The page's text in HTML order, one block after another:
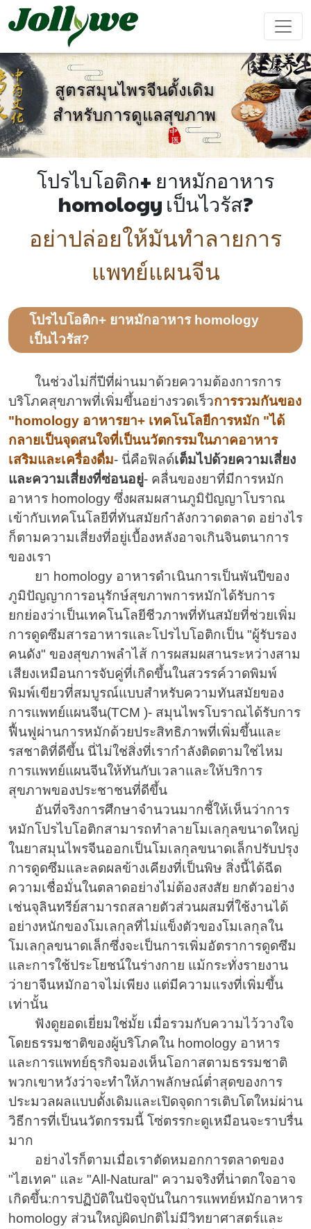
ยา แก้ ท้อง
ผูก
อาหาร
เสริม ลด
อาหาร
เสริม ความ
อาหาร
เสริม
ผลิตภัณฑ์
เสริม
ชาย
เลือด
เครื่อง ช่วย
อาหาร
ยา เม็ด แคปซูล ผง ชง เครื่อง ดื่ม
เครื่อง ดื่ม ถุง ชา เยล ลี่
สูตรสมุนไพรจีนดั้งเดิม
สำหรับการดูแลสุขภาพ
โปรไบโอติก+ ยาหมักอาหาร
homology เป็นไวรัส?
อย่าปล่อยให้มันทำลายการ
แพทย์แผนจีน
โปรไบโอติก+ ยาหมักอาหาร homology
เป็นไวรัส?
ในช่วงไม่กี่ปีที่ผ่านมาด้วยความต้องการการ
บริโภคสุขภาพที่เพิ่มขึ้นอย่างรวดเร็วการรวมกันของ
"homology อาหารยา+ เทคโนโลยีการหมัก "ได้
กลายเป็นจุดสนใจที่เป็นนวัตกรรมในภาคอาหาร
เสริมและเครื่องดื่ม- นี่คือฟิลด์เต็มไปด้วยความเสี่ยง
และความเสี่ยงที่ซ่อนอยู่- คลื่นของยาที่มีการหมัก
อาหาร homology ซึ่งผสมผสานภูมิปัญญาโบราณ
เข้ากับเทคโนโลยีที่ทันสมัยกำลังกวาดตลาด อย่างไร
ก็ตามความเสี่ยงที่อยู่เบื้องหลังอาจเกินจินตนาการ
ของเรา
ยา homology อาหารดำเนินการเป็นพันปีของ
ภูมิปัญญาการอนุรักษ์สุขภาพการหมักได้รับการ
ยกย่องว่าเป็นเทคโนโลยีชีวภาพที่ทันสมัยที่ช่วยเพิ่ม
การดูดซึมสารอาหารและโปรไบโอติกเป็น "ผู้รับรอง
คนดัง" ของสุขภาพลำไส้ การผสมผสานระหว่างสาม
เสียงเหมือนการจับคู่ที่เกิดขึ้นในสวรรค์วาดพิมพ์
พิมพ์เขียวที่สมบูรณ์แบบสำหรับความทันสมัยของ
การแพทย์แผนจีน(TCM )- สมุนไพรโบราณได้รับการ
ฟื้นฟูผ่านการหมักด้วยประสิทธิภาพที่เพิ่มขึ้นและ
รสชาติที่ดีขึ้น นี่ไม่ใช่สิ่งที่เรากำลังติดตามใช่ไหม
การแพทย์แผนจีนให้ทันกับเวลาและให้บริการ
สุขภาพของประชาชนที่ดีขึ้น
อันที่จริงการศึกษาจำนวนมากชี้ให้เห็นว่าการ
หมักโปรไบโอติกสามารถทำลายโมเลกุลขนาดใหญ่
ในยาสมุนไพรจีนออกเป็นโมเลกุลขนาดเล็กปรับปรุง
การดูดซึมและลดผลข้างเคียงที่เป็นพิษ สิ่งนี้ได้ฉีด
ความเชื่อมั่นในตลาดอย่างไม่ต้องสงสัย ยกตัวอย่าง
เช่นจุลินทรีย์สามารถสลายตัวส่วนผสมที่ใช้งานได้
อย่างหนักของโมเลกุลที่ไม่แข็งตัวของโมเลกุลใน
โมเลกุลขนาดเล็กซึ่งจะเป็นการเพิ่มอัตราการดูดซึม
และการใช้ประโยชน์ในร่างกาย แม้กระทั่งรายงาน
ว่ายาจีนหมักอาจไม่เพียง แต่มีความแรงที่เพิ่มขึ้น
เท่านั้น
ฟังดูยอดเยี่ยมใช่มั้ย เมื่อรวมกับความไว้วางใจ
โดยธรรมชาติของผู้บริโภคใน homology อาหาร
และการแพทย์ธุรกิจมองเห็นโอกาสตามธรรมชาติ
พวกเขาหวังว่าจะทำให้ภาพลักษณ์ต่ำสุดของการ
ประมวลผลแบบดั้งเดิมและเปิดจุดการเติบโตใหม่ผ่าน
วิธีการที่เป็นนวัตกรรมนี้ โซ่ตรรกะดูเหมือนจะราบรื่น
มาก
อย่างไรก็ตามเมื่อเราตัดหมอกการตลาดของ
"ไฮเทค" และ "All-Natural" ความจริงที่น่าตกใจอาจ
เกิดขึ้น:การปฏิบัติในปัจจุบันในการแพทย์หมักอาหาร
homology ส่วนใหญ่ผิดปกติไม่มีวิทยาศาสตร์และ